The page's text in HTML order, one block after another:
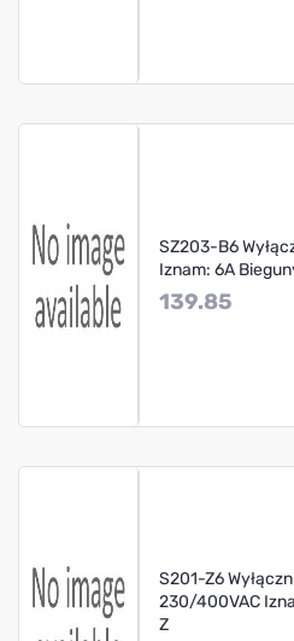
SZ203-B6
Iznam: 6A
139.85
S201-Z6
230/400VAC
Z